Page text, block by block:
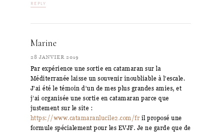
REPLY
Marine
28 JANVIER 2019
Par expérience une sortie en catamaran sur la
Méditerranée laisse un souvenir inoubliable à l’escale.
J’ai été le témoin d’un de mes plus grandes amies, et
j’ai organisée une sortie en catamaran parce que
justement sur le site :
https://www.catamaranlucile2.com/fr il proposé une
formule spécialement pour les EVJF. Je ne garde que de